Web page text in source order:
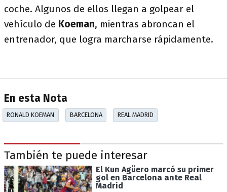
coche. Algunos de ellos llegan a golpear el
vehículo de Koeman, mientras abroncan el
entrenador, que logra marcharse rápidamente.
En esta Nota
RONALD KOEMAN BARCELONA REAL MADRID
También te puede interesar
El Kun Agüero marcó su primer
gol en Barcelona ante Real
Madrid